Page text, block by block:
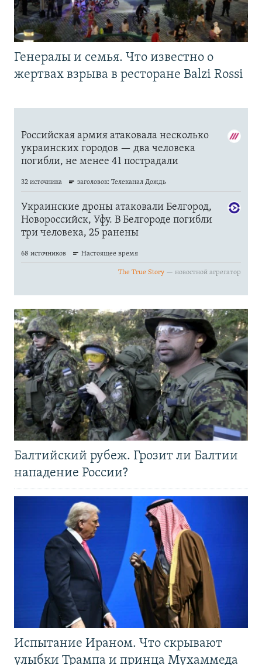
Генералы и семья. Что известно о
жертвах взрыва в ресторане Balzi Rossi
Балтийский рубеж. Грозит ли Балтии
нападение России?
Испытание Ираном. Что скрывают
улыбки Трампа и принца Мухаммеда